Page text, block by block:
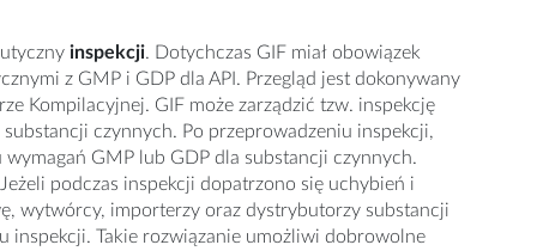
inspekcji. Dotychczas GIF miał obowiązek
z GMP i GDP dla API. Przegląd jest dokonywany
Kompilacyjnej. GIF może zarządzić tzw. inspekcję
czynnych. Po przeprowadzeniu inspekcji,
GMP lub GDP dla substancji czynnych.
podczas inspekcji dopatrzono się uchybień i
wytwórcy, importerzy oraz dystrybutorzy substancji
inspekcji. Takie rozwiązanie umożliwi dobrowolne